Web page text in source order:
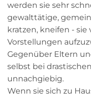
werden sie sehr
gewalttätige,
kratzen, kneifen -
Vorstellungen
Gegenüber Eltern
selbst bei
unnachgiebig.
Wenn sie sich zu